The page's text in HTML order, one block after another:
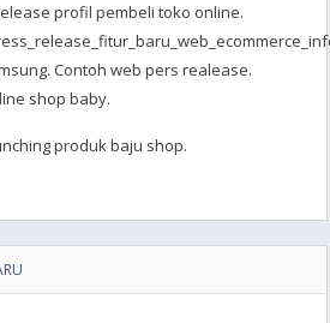
profil pembeli toko online.
Contoh web pers realease.
shop baby.
produk baju shop.